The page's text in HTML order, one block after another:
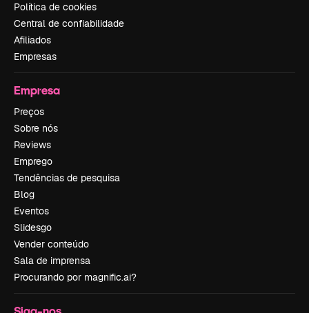
Política de cookies
Central de confiabilidade
Afiliados
Empresas
Empresa
Preços
Sobre nós
Reviews
Emprego
Tendências de pesquisa
Blog
Eventos
Slidesgo
Vender conteúdo
Sala de imprensa
Procurando por magnific.ai?